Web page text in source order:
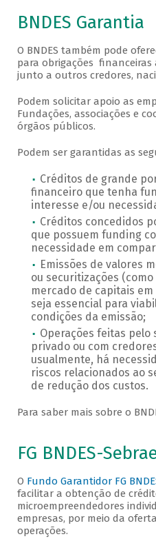
BNDES Garantia
O BNDES também pode
para obrigações financeiras
junto a outros credores,
Podem solicitar apoio as
Fundações, associações e
órgãos públicos.
Podem ser garantidas as
Créditos de grande
financeiro que tenha
interesse e/ou
Créditos concedidos
que possuem funding
necessidade em
Emissões de valores
ou securitizações (como
mercado de capitais em
seja essencial para
condições da emissão;
Operações feitas
privado ou com
usualmente, há
riscos relacionados ao
de redução dos custos.
Para saber mais sobre o
FG BNDES-
O Fundo Garantidor FG
facilitar a obtenção de
microempreendedores
empresas, por meio da
operações.